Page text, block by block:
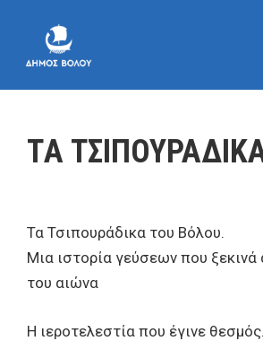
TΑ
Τα Τσιπουράδικα του Βόλου.
Μια ιστορία γεύσεων που ξεκινά
του αιώνα
Η ιεροτελεστία που έγινε θεσμός.